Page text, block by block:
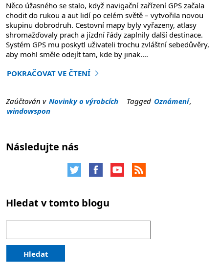
Něco úžasného se stalo, když navigační zařízení GPS začala
chodit do rukou a aut lidí po celém světě – vytvořila novou
skupinu dobrodruh. Cestovní mapy byly vyřazeny, atlasy
shromažďovaly prach a jízdní řády zaplnily další destinace.
Systém GPS mu poskytl uživateli trochu zvláštní sebedůvěry,
aby mohl směle odejít tam, kde by jinak....
POKRAČOVAT VE ČTENÍ
"Směle odejít... S nejinovativnější aplikací převaděče
Zaúčtován v Novinky o výrobcích Tagged Oznámení,
windowspon
Následujte nás
Hledat v tomto blogu
Hledat